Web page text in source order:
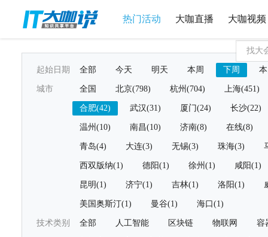
热门活动 大咖直播 大咖视频
起始日期 全部 今天 明天 本周 下周
城市 全国 北京(798) 杭州(704) 上海(451)
合肥(42) 武汉(31) 厦门(24) 长沙(22)
温州(10) 南昌(10) 济南(8) 在线(8)
青岛(4) 大连(3) 无锡(3) 珠海(3)
西双版纳(1) 德阳(1) 徐州(1) 咸阳(1)
昆明(1) 济宁(1) 吉林(1) 洛阳(1)
美国奥斯汀(1) 曼谷(1) 海口(1)
技术类别 全部 人工智能 区块链 物联网 容